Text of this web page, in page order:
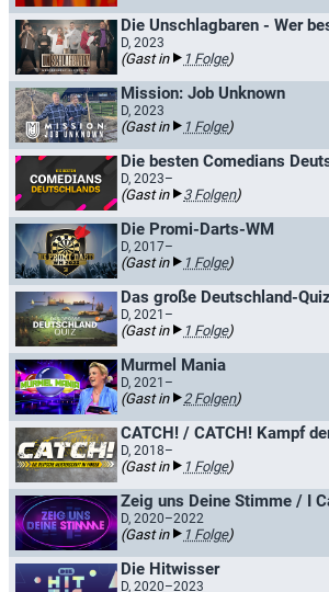
Die Unschlagbaren - Wer
D, 2023
(Gast in 1 Folge)
Mission: Job Unknown
D, 2023
(Gast in 1 Folge)
Die besten Comedians
D, 2023–
(Gast in 3 Folgen)
Die Promi-Darts-WM
D, 2017–
(Gast in 1 Folge)
D, 2021–
(Gast in 1 Folge)
Murmel Mania
D, 2021–
(Gast in 2 Folgen)
CATCH! / CATCH! Kampf
D, 2018–
(Gast in 1 Folge)
Zeig uns Deine Stimme / I
D, 2020–2022
(Gast in 1 Folge)
Die Hitwisser
D, 2020–2023